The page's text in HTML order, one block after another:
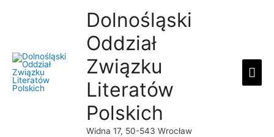
Dolnośląski
Oddział
Związku
Literatów
Polskich
Widna 17, 50-543 Wrocław